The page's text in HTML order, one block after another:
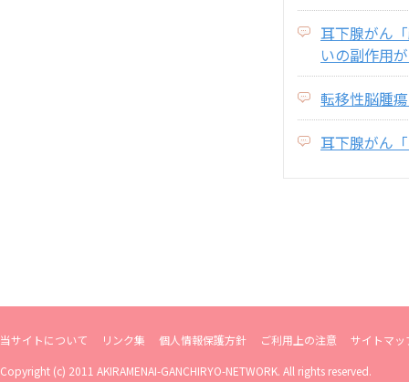
耳下腺がん
いの副作用
転移性脳腫
耳下腺がん
当サイトについて リンク集 個人情報保護方針 ご利用上の注意
サイトマッ
Copyright (c) 2011 AKIRAMENAI-GANCHIRYO-NETWORK. All rights reserved.